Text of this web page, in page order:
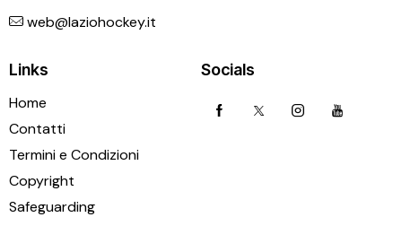
web@laziohockey.it
Links
Home
Contatti
Termini e Condizioni
Copyright
Safeguarding
Socials